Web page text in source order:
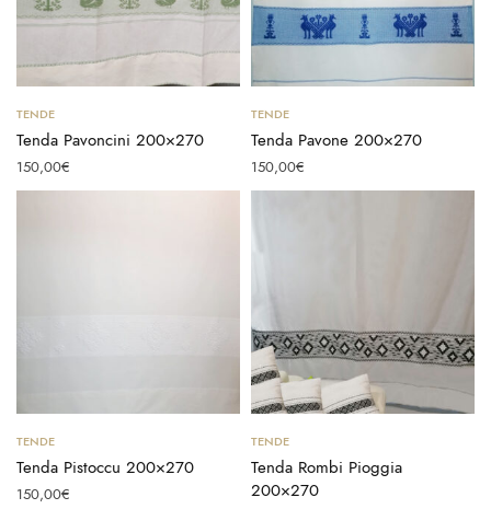
TENDE
Tenda Pavoncini 200×270
150,00€
TENDE
Tenda Pavone 200×270
150,00€
TENDE
Tenda Pistoccu 200×270
150,00€
TENDE
Tenda Rombi Pioggia
200×270